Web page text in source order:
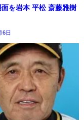
面を岩本 平松 斎藤雅樹
6日